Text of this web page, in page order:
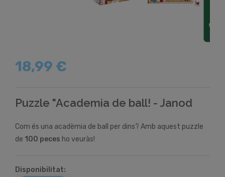
18,99 €
Puzzle "Academia de ball! - Janod
Com és una acadèmia de ball per dins? Amb aquest puzzle
de 100 peces ho veuràs!
Disponibilitat: